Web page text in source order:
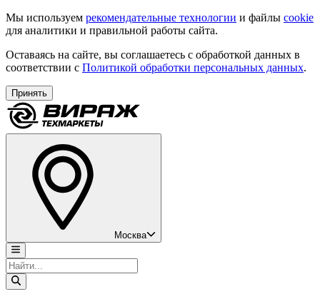
Мы используем рекомендательные технологии и файлы cookie
для аналитики и правильной работы сайта.
Оставаясь на сайте, вы соглашаетесь с обработкой данных в
соответствии с Политикой обработки персональных данных.
Принять
Москва